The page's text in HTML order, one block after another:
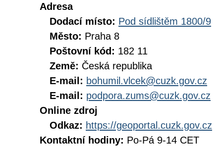
Adresa
Dodací místo: Pod sídlištěm 1800/9
Město: Praha 8
Poštovní kód: 182 11
Země: Česká republika
E-mail: bohumil.vlcek@cuzk.gov.cz
E-mail: podpora.zums@cuzk.gov.cz
Online zdroj
Odkaz: https://geoportal.cuzk.gov.cz
Kontaktní hodiny: Po-Pá 9-14 CET